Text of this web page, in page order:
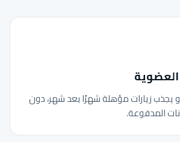
العضوية
زيارات مؤهلة شهرًا بعد شهر، دون
المدفوعة.